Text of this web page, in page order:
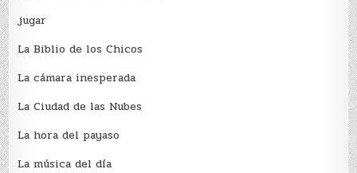
jugar
La Biblio de los Chicos
La cámara inesperada
La Ciudad de las Nubes
La hora del payaso
La música del día